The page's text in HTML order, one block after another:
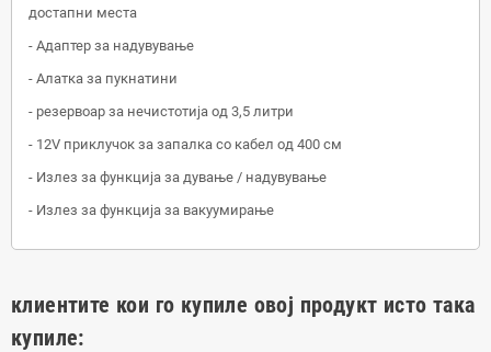
достапни места
- Адаптер за надувување
- Алатка за пукнатини
- резервоар за нечистотија од 3,5 литри
- 12V приклучок за запалка со кабел од 400 см
- Излез за функција за дување / надувување
- Излез за функција за вакуумирање
клиентите кои го купиле овој продукт исто така
купиле: